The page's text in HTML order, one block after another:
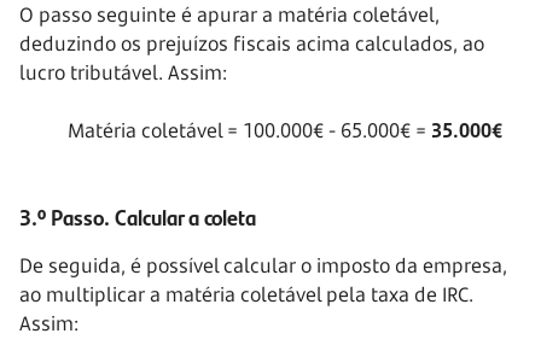
O passo seguinte é apurar a matéria coletável,
deduzindo os prejuízos fiscais acima calculados, ao
lucro tributável. Assim:
Matéria coletável = 100.000€ - 65.000€ = 35.000€
3.º Passo. Calcular a coleta
De seguida, é possível calcular o imposto da empresa,
ao multiplicar a matéria coletável pela taxa de IRC.
Assim: